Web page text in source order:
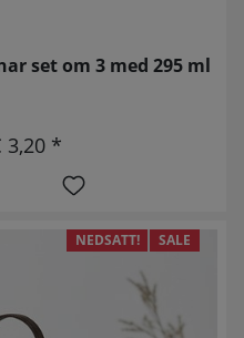
set om 3 med 295 ml
3,20 *
NEDSATT! SALE